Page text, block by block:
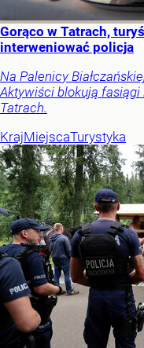
Gorąco w Tatrach,
interweniować policja
Na Palenicy
Aktywiści blokują
Tatrach.
KrajMiejscaTurystyka